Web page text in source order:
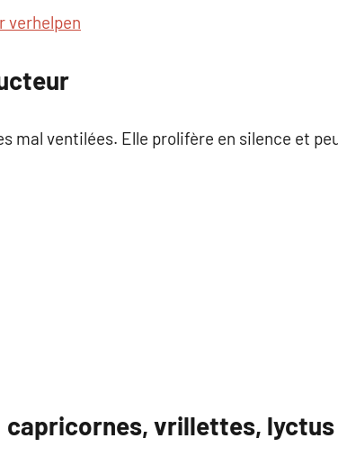
verhelpen
mal ventilées. Elle prolifère en silence et
capricornes, vrillettes, lyctus